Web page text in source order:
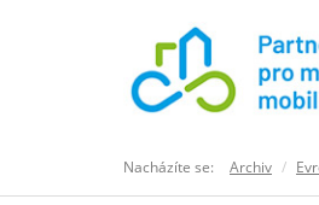
Nacházíte se: Archiv